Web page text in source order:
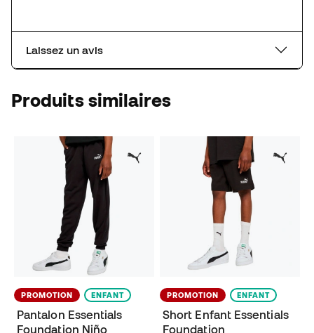
Laissez un avis
Produits similaires
PROMOTION ENFANT
Pantalon Essentials
Foundation Niño
PROMOTION ENFANT
Short Enfant Essentials
Foundation